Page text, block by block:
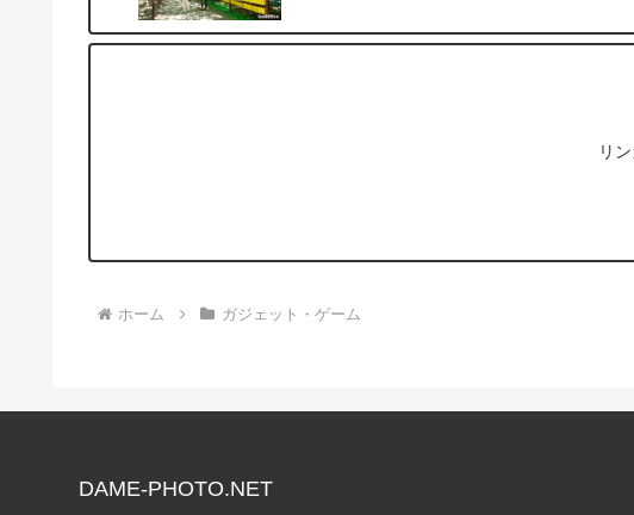
リ
ホーム ガジェット・ゲーム
DAME-PHOTO.NET